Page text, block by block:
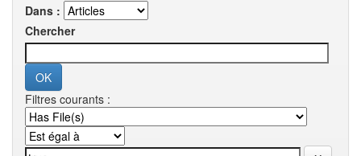
Dans :
Chercher
Filtres courants :